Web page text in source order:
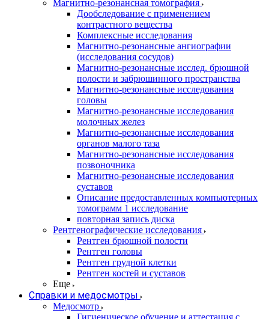
Магнитно-резонансная томография
Дообследование с применением
контрастного вещества
Комплексные исследования
Магнитно-резонансные ангиографии
(исследования сосудов)
Магнитно-резонансные исслед. брюшной
полости и забрюшинного пространства
Магнитно-резонансные исследования
головы
Магнитно-резонансные исследования
молочных желез
Магнитно-резонансные исследования
органов малого таза
Магнитно-резонансные исследования
позвоночника
Магнитно-резонансные исследования
суставов
Описание предоставленных компьютерных
томограмм 1 исследование
повторная запись диска
Рентгенографические исследования
Рентген брюшной полости
Рентген головы
Рентген грудной клетки
Рентген костей и суставов
Еще
Справки и медосмотры
Медосмотр
Гигиеническое обучение и аттестация с